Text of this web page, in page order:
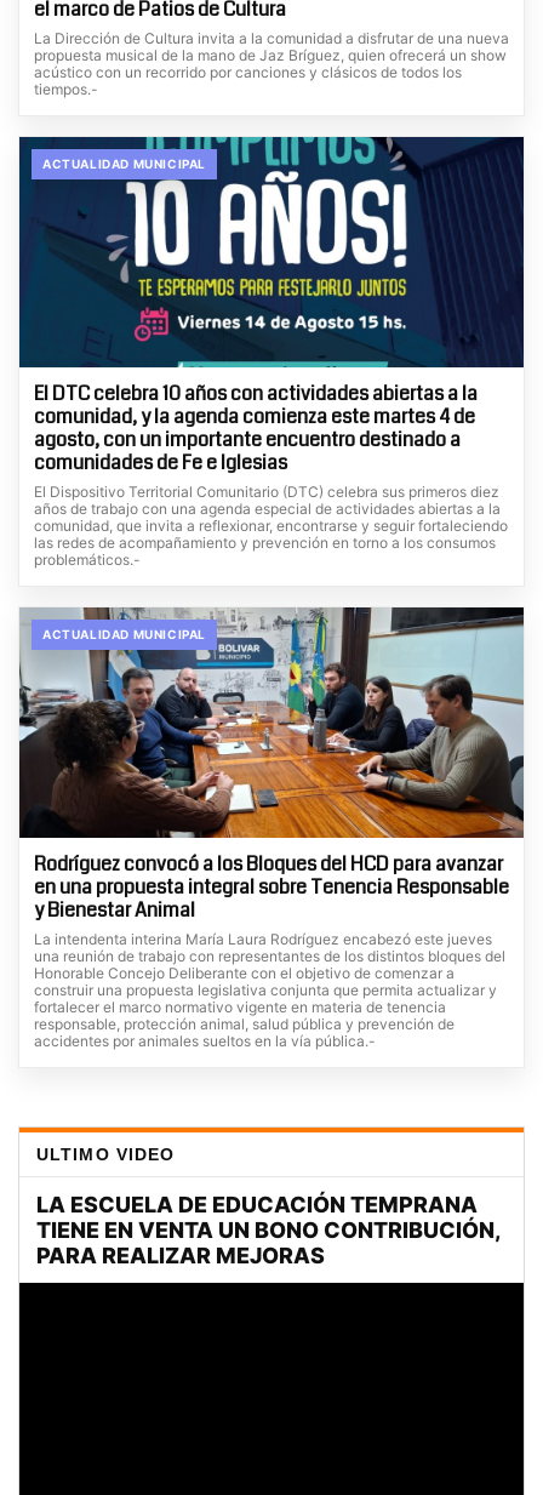
el marco de Patios de Cultura
La Dirección de Cultura invita a la comunidad a disfrutar de una nueva
propuesta musical de la mano de Jaz Bríguez, quien ofrecerá un show
acústico con un recorrido por canciones y clásicos de todos los
tiempos.-
ACTUALIDAD MUNICIPAL
El DTC celebra 10 años con actividades abiertas a la
comunidad, y la agenda comienza este martes 4 de
agosto, con un importante encuentro destinado a
comunidades de Fe e Iglesias
El Dispositivo Territorial Comunitario (DTC) celebra sus primeros diez
años de trabajo con una agenda especial de actividades abiertas a la
comunidad, que invita a reflexionar, encontrarse y seguir fortaleciendo
las redes de acompañamiento y prevención en torno a los consumos
problemáticos.-
ACTUALIDAD MUNICIPAL
Rodríguez convocó a los Bloques del HCD para avanzar
en una propuesta integral sobre Tenencia Responsable
y Bienestar Animal
La intendenta interina María Laura Rodríguez encabezó este jueves
una reunión de trabajo con representantes de los distintos bloques del
Honorable Concejo Deliberante con el objetivo de comenzar a
construir una propuesta legislativa conjunta que permita actualizar y
fortalecer el marco normativo vigente en materia de tenencia
responsable, protección animal, salud pública y prevención de
accidentes por animales sueltos en la vía pública.-
ULTIMO VIDEO